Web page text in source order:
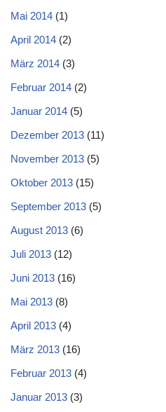
Mai 2014 (1)
April 2014 (2)
März 2014 (3)
Februar 2014 (2)
Januar 2014 (5)
Dezember 2013 (11)
November 2013 (5)
Oktober 2013 (15)
September 2013 (5)
August 2013 (6)
Juli 2013 (12)
Juni 2013 (16)
Mai 2013 (8)
April 2013 (4)
März 2013 (16)
Februar 2013 (4)
Januar 2013 (3)